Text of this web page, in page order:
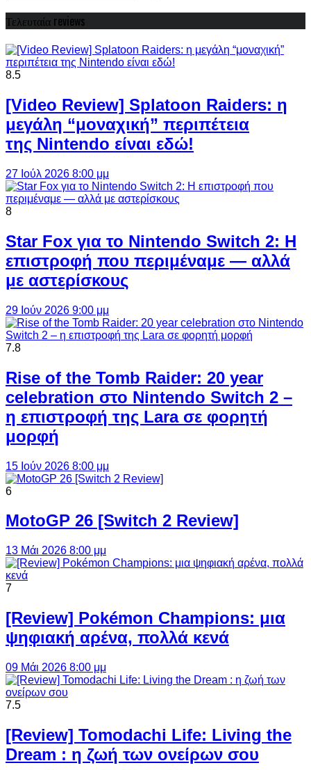
Τελευταία reviews
8.5
[Video Review] Splatoon Raiders: η
μεγάλη “μοναχική” περιπέτεια
της Nintendo είναι εδώ!
27 Ιούλ 2026 8:00 μμ
8
Star Fox για το Nintendo Switch 2: Η
επιστροφή που περιμέναμε — αλλά
με αστερίσκους
29 Ιούν 2026 9:00 μμ
7.8
Rise of the Tomb Raider: 20 year
celebration στο Nintendo Switch 2 –
η επιστροφή της Lara σε φορητή
μορφή
15 Ιούν 2026 8:00 μμ
6
MotoGP 26 [Switch 2 Review]
13 Μάι 2026 8:00 μμ
7
[Review] Pokémon Champions: μια
ψηφιακή αρένα, πολλά κενά
09 Μάι 2026 8:00 μμ
7.5
[Review] Tomodachi Life: Living the
Dream : η ζωή των ονείρων σου